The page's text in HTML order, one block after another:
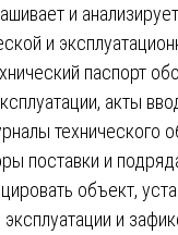
и
и
паспорт
акты
технического
поставки и
объект,
и